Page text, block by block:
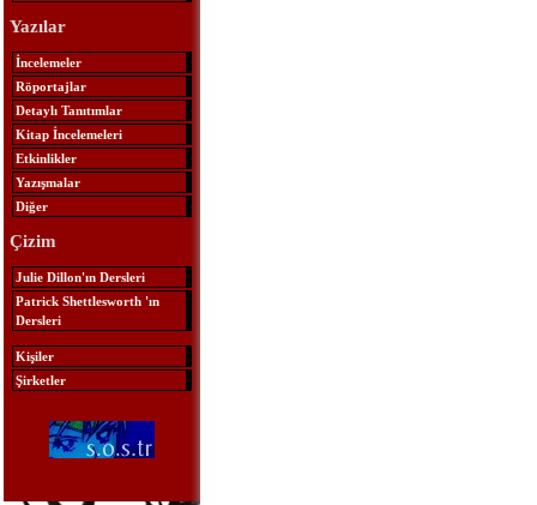
Yazılar
İncelemeler
Röportajlar
Detaylı Tanıtımlar
Kitap İncelemeleri
Etkinlikler
Yazışmalar
Diğer
Çizim
Julie Dillon'ın Dersleri
Patrick Shettlesworth 'ın
Dersleri
Kişiler
Şirketler